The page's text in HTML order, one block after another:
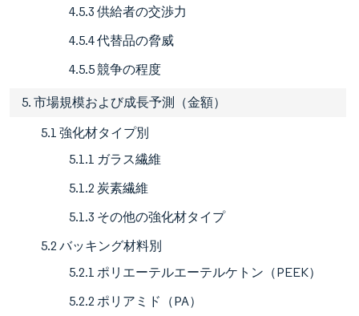
4.5.3 供給者の交渉力
4.5.4 代替品の脅威
4.5.5 競争の程度
5. 市場規模および成長予測（金額）
5.1 強化材タイプ別
5.1.1 ガラス繊維
5.1.2 炭素繊維
5.1.3 その他の強化材タイプ
5.2 バッキング材料別
5.2.1 ポリエーテルエーテルケトン（PEEK）
5.2.2 ポリアミド（PA）